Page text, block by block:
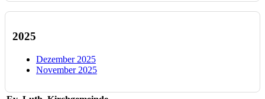
2025
Dezember 2025
November 2025